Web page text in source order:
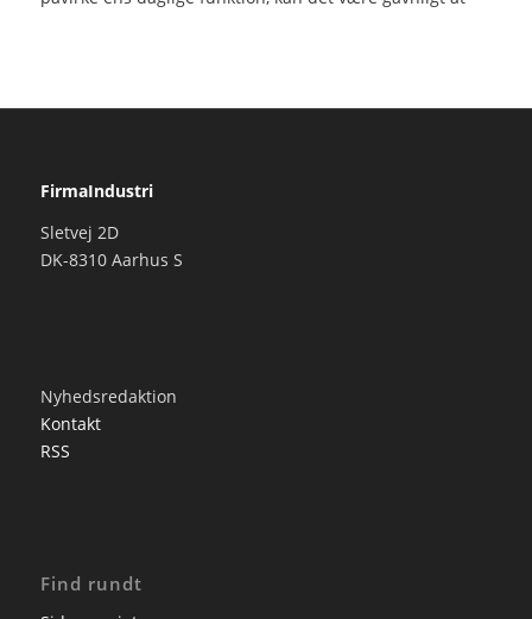
FirmaIndustri
Sletvej 2D
DK-8310 Aarhus S
Nyhedsredaktion
Kontakt
RSS
Find rundt